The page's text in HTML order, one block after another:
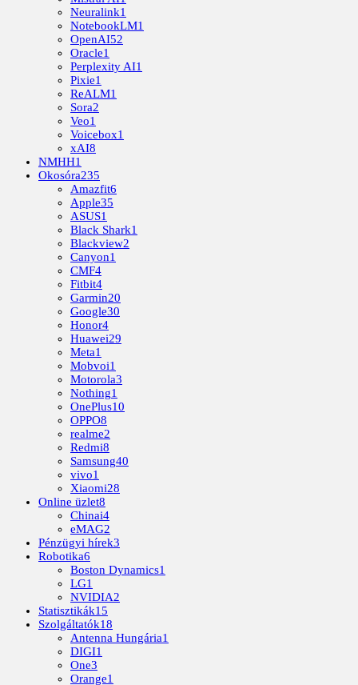
Neuralink1
NotebookLM1
OpenAI52
Oracle1
Perplexity AI1
Pixie1
ReALM1
Sora2
Veo1
Voicebox1
xAI8
NMHH1
Okosóra235
Amazfit6
Apple35
ASUS1
Black Shark1
Blackview2
Canyon1
CMF4
Fitbit4
Garmin20
Google30
Honor4
Huawei29
Meta1
Mobvoi1
Motorola3
Nothing1
OnePlus10
OPPO8
realme2
Redmi8
Samsung40
vivo1
Xiaomi28
Online üzlet8
Chinai4
eMAG2
Pénzügyi hírek3
Robotika6
Boston Dynamics1
LG1
NVIDIA2
Statisztikák15
Szolgáltatók18
Antenna Hungária1
DIGI1
One3
Orange1